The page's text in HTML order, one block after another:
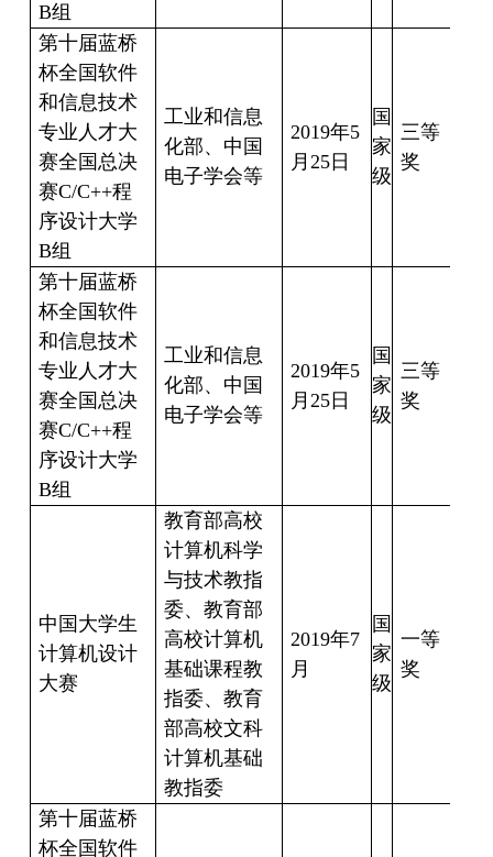
B组
第十届蓝桥
杯全国软件
和信息技术
专业人才大
赛全国总决
赛C/C++程
序设计大学
B组
工业和信息
化部、中国
电子学会等
2019年5
月 25 日
国
家
级
三等
奖
第十届蓝桥
杯全国软件
和信息技术
专业人才大
赛全国总决
赛C/C++程
序设计大学
B组
工业和信息
化部、中国
电子学会等
2019年5
月 25 日
国
家
级
三等
奖
中国大学生
计算机设计
大赛
教育部高校
计算机科学
与技术教指
委、教育部
高校计算机
基础课程教
指委、教育
部高校文科
计算机基础
教指委
2019年7
月
国
家
级
一等
奖
第十届蓝桥
杯全国软件